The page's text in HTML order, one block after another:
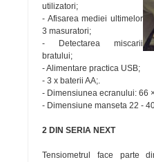
utilizatori;
- Afisarea mediei ultimelor
3 masuratori;
- Detectarea miscarii
bratului;
- Alimentare practica USB;
- 3 x baterii AA;.
- Dimensiunea ecranului: 66
- Dimensiune manseta 22 -
2 DIN SERIA NEXT
Tensiometrul face parte